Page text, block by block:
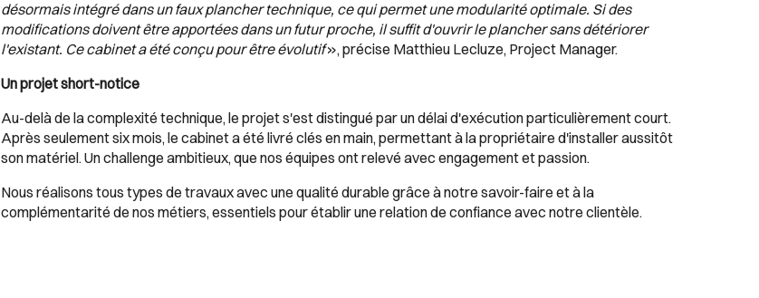
désormais intégré dans un faux plancher technique, ce qui permet une modularité optimale. Si des
modifications doivent être apportées dans un futur proche, il suffit d'ouvrir le plancher sans détériorer
l'existant. Ce cabinet a été conçu pour être évolutif», précise Matthieu Lecluze, Project Manager.
Un projet short-notice
Au-delà de la complexité technique, le projet s'est distingué par un délai d'exécution particulièrement court.
Après seulement six mois, le cabinet a été livré clés en main, permettant à la propriétaire d'installer aussitôt
son matériel. Un challenge ambitieux, que nos équipes ont relevé avec engagement et passion.
Nous réalisons tous types de travaux avec une qualité durable grâce à notre savoir-faire et à la
complémentarité de nos métiers, essentiels pour établir une relation de confiance avec notre clientèle.